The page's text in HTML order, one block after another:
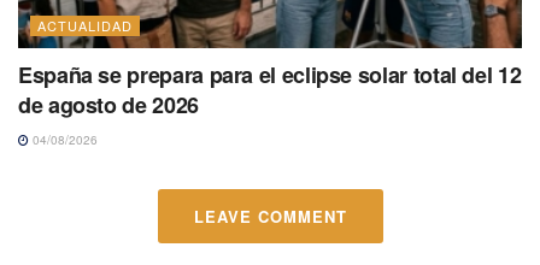
ACTUALIDAD
España se prepara para el eclipse solar total del 12
de agosto de 2026
04/08/2026
LEAVE COMMENT